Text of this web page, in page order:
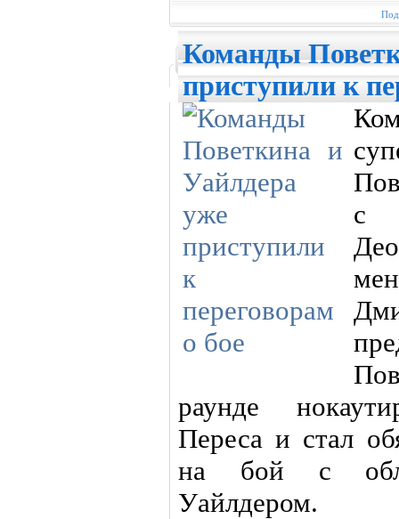
Команды
приступили к
с
раунде
Переса и стал
на бой с
Уайлдером.